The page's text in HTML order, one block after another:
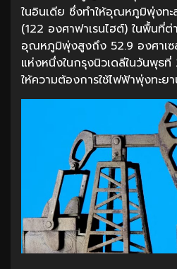
ในอินเดีย ซึ่งทำให้อุณหภูมิพุ่งทะ
(122 องศาฟาเรนไฮต์) ในพื้นที่
อุณหภูมิพุ่งสูงถึง 52.9 องศาเ
แห่งหนึ่งในกรุงนิวเดลีในวันพุธ
ให้ความต้องการใช้ไฟฟ้าพุ่งทะย